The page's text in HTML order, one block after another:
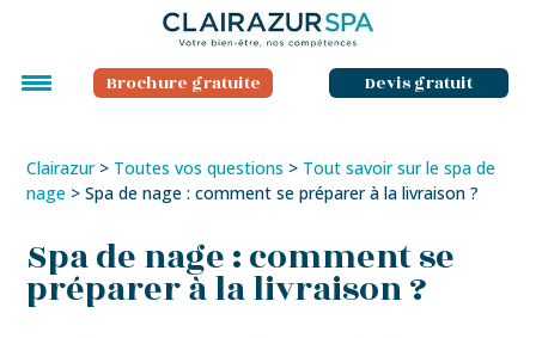
Brochure gratuite Devis gratuit
Clairazur> Toutes vos questions > Tout savoir sur le spa de
nage >Spa de nage : comment se préparer à la livraison ?
Spa de nage : comment se
préparer à la livraison ?